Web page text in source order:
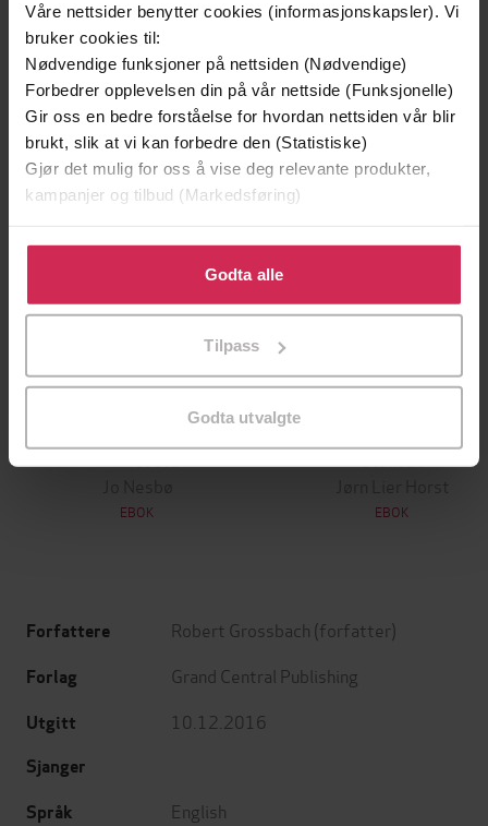
Våre nettsider benytter cookies (informasjonskapsler). Vi
bruker cookies til:
Nødvendige funksjoner på nettsiden (Nødvendige)
Forbedrer opplevelsen din på vår nettside (Funksjonelle)
Gir oss en bedre forståelse for hvordan nettsiden vår blir
brukt, slik at vi kan forbedre den (Statistiske)
Gjør det mulig for oss å vise deg relevante produkter,
kampanjer og tilbud (Markedsføring)
Klikk på «Godta alle» for å gi oss ditt samtykke til å
bruke cookies for alle disse formålene. Du kan også
tilpasse ditt samtykke til spesifikke formål ved å klikke
Godta alle
Tilpass
Godta utvalgte
Andre har også kjøpt
Premium
Vinner av Rivertonprisen
EBOK
Premium
Første gang på tilbud
EBOK
Forfattere Robert Grossbach (forfatter)
Forlag Grand Central Publishing
Utgitt 10.12.2016
Sjanger
Språk
English